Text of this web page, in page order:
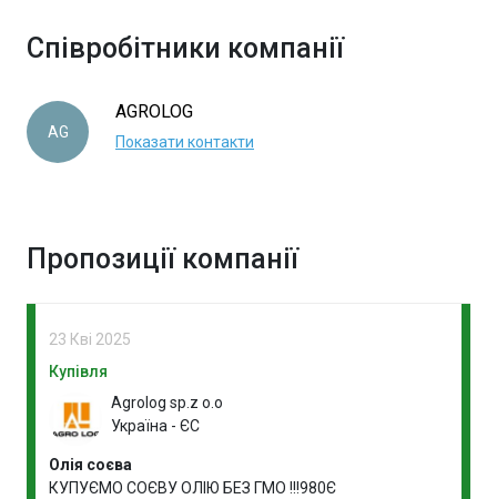
Співробітники компанії
AG
AGROLOG
Показати контакти
Пропозиції компанії
23 Кві 2025
Купівля
Agrolog sp.z o.o
Україна - ЄС
Олія соєва
КУПУЄМО СОЄВУ ОЛІЮ БЕЗ ГМО !!!980Є